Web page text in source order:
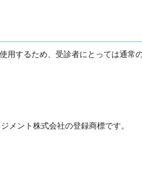
するため、受診者にとっては通常
ント株式会社の登録商標です。